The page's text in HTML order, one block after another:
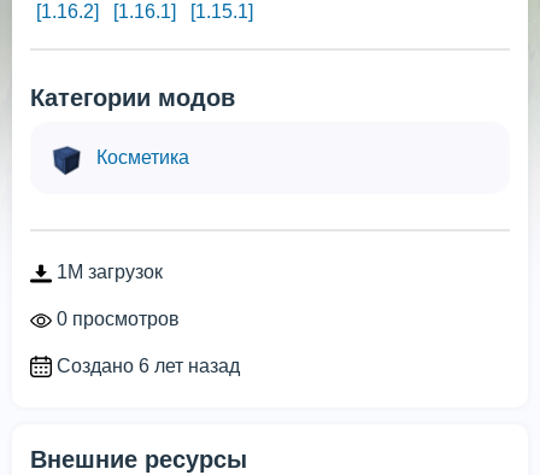
[1.16.2]
[1.16.1] [1.15.1]
Категории модов
Косметика
1M загрузок
0 просмотров
Создано 6 лет назад
Внешние ресурсы